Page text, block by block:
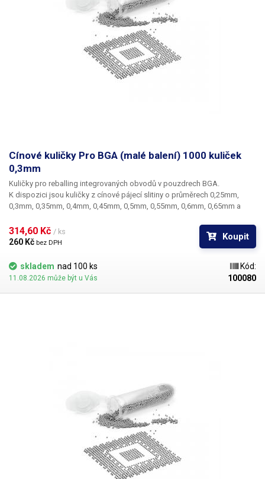
Cínové kuličky Pro BGA (malé balení) 1000 kuliček
0,3mm
Kuličky pro reballing integrovaných obvodů v pouzdrech BGA.
K dispozici jsou kuličky z cínové pájecí slitiny o průměrech 0,25mm,
0,3mm, 0,35mm, 0,4mm, 0,45mm, 0,5mm, 0,55mm, 0,6mm, 0,65mm a
BGA mřížky pro překuličkování. Ampule obsahuje vždy 1000 kusů
kuliček o daném průměru.
314,60 Kč / ks
260 Kč bez DPH
Koupit
skladem nad 100 ks
11.08.2026 může být u Vás
Kód:
100080